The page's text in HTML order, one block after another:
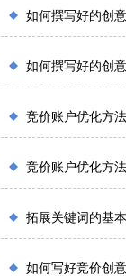
如何撰写好的创
如何撰写好的创
竞价账户优化方
竞价账户优化方
拓展关键词的基
如何写好竞价创意